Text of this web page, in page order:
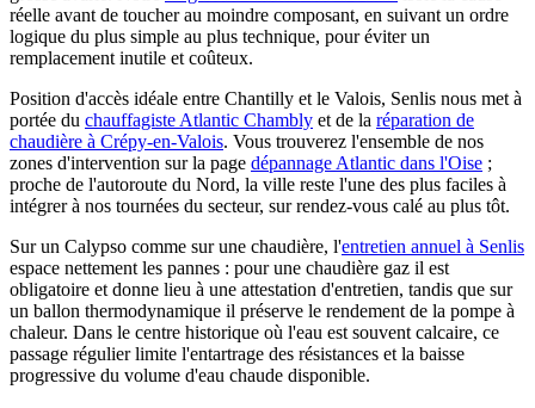
réelle avant de toucher au moindre composant, en suivant un ordre
logique du plus simple au plus technique, pour éviter un
remplacement inutile et coûteux.
Position d'accès idéale entre Chantilly et le Valois, Senlis nous met à
portée du chauffagiste Atlantic Chambly et de la réparation de
chaudière à Crépy-en-Valois. Vous trouverez l'ensemble de nos
zones d'intervention sur la page dépannage Atlantic dans l'Oise ;
proche de l'autoroute du Nord, la ville reste l'une des plus faciles à
intégrer à nos tournées du secteur, sur rendez-vous calé au plus tôt.
Sur un Calypso comme sur une chaudière, l'entretien annuel à Senlis
espace nettement les pannes : pour une chaudière gaz il est
obligatoire et donne lieu à une attestation d'entretien, tandis que sur
un ballon thermodynamique il préserve le rendement de la pompe à
chaleur. Dans le centre historique où l'eau est souvent calcaire, ce
passage régulier limite l'entartrage des résistances et la baisse
progressive du volume d'eau chaude disponible.